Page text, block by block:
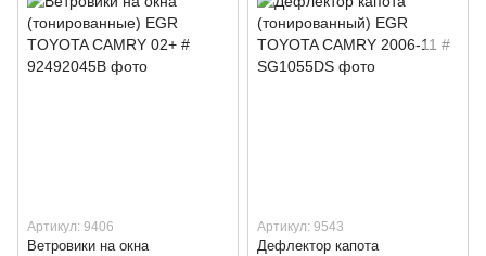
Артикул: 9406
Ветровики на окна
Артикул: 9543
Дефлектор капота